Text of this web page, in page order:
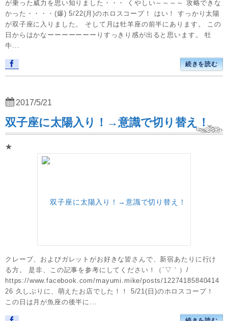
が乗った威力を思い知りました・・・ くやしい～～～～ 攻略できな
かった・・・・(爆) 5/22(月)のホロスコープ！ はい！ すっかり太陽
が双子座に入りました。 そして月は牡羊座の前半にあります。 この
日からはかなーーーーーーーりすっきり感が出ると思います。 牡
牛...
続きを読む
双子座に太陽入り！→意識で切り替え！
★
クレープ、およびガレットがお好きな皆さんで、新宿あたりに行け
る方。 是非、この記事を参考にしてください！（´▽｀）/
https://www.facebook.com/mayumi.mike/posts/12274185840414
26 久しぶりに、萌えたお店でした！！ 5/21(日)のホロスコープ！
この日は月が魚座の後半に...
2017/5/21